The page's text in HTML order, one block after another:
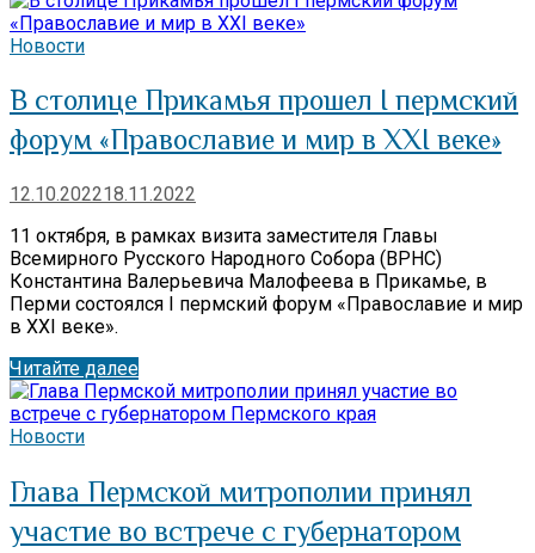
Новости
В столице Прикамья прошел I пермский
форум «Православие и мир в XXI веке»
12.10.202218.11.2022
11 октября, в рамках визита заместителя Главы
Всемирного Русского Народного Собора (ВРНС)
Константина Валерьевича Малофеева в Прикамье, в
Перми состоялся I пермский форум «Православие и мир
в XXI веке».
Читайте далее
Новости
Глава Пермской митрополии принял
участие во встрече с губернатором